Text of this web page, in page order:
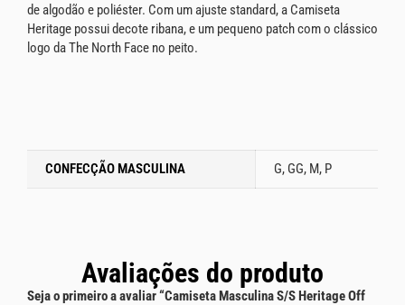
de algodão e poliéster. Com um ajuste standard, a Camiseta
Heritage possui decote ribana, e um pequeno patch com o clássico
logo da The North Face no peito.
CONFECÇÃO MASCULINA G, GG, M, P
Avaliações do produto
Seja o primeiro a avaliar “Camiseta Masculina S/S Heritage Off